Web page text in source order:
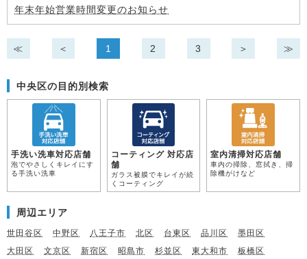
年末年始営業時間変更のお知らせ
≪ ＜ 1 2 3 ＞ ≫
中央区の目的別検索
手洗い洗車対応店舗
泡でやさしくキレイにす
る手洗い洗車
コーティング 対応店
舗
ガラス被膜でキレイが続
くコーティング
室内清掃対応店舗
車内の掃除、窓拭き、掃
除機がけなど
周辺エリア
世田谷区 中野区 八王子市 北区 台東区 品川区
墨田区
大田区
文京区 新宿区 昭島市 杉並区 東大和市
板橋区